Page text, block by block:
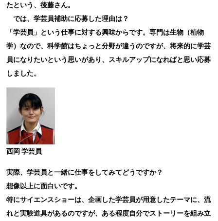
たという、後藤さん。
では、学芸員補助に応募した理由は？
「学芸員」という仕事に対する興味からです。専門は生物（植物
学）なので、科学館はちょっと分野が違うのですが、将来的に学芸
員になりたいという思いがあり、スキルアップになればと思い応募
しました。
西岡 学芸員
実際、学芸員と一緒に仕事をしてみてどうですか？
想像以上に面白いです。
特にサイエンスショーは、企画した学芸員が用意したテーマに、流
れと実験道具があるのですが、ある程度自分でストーリーを組み立